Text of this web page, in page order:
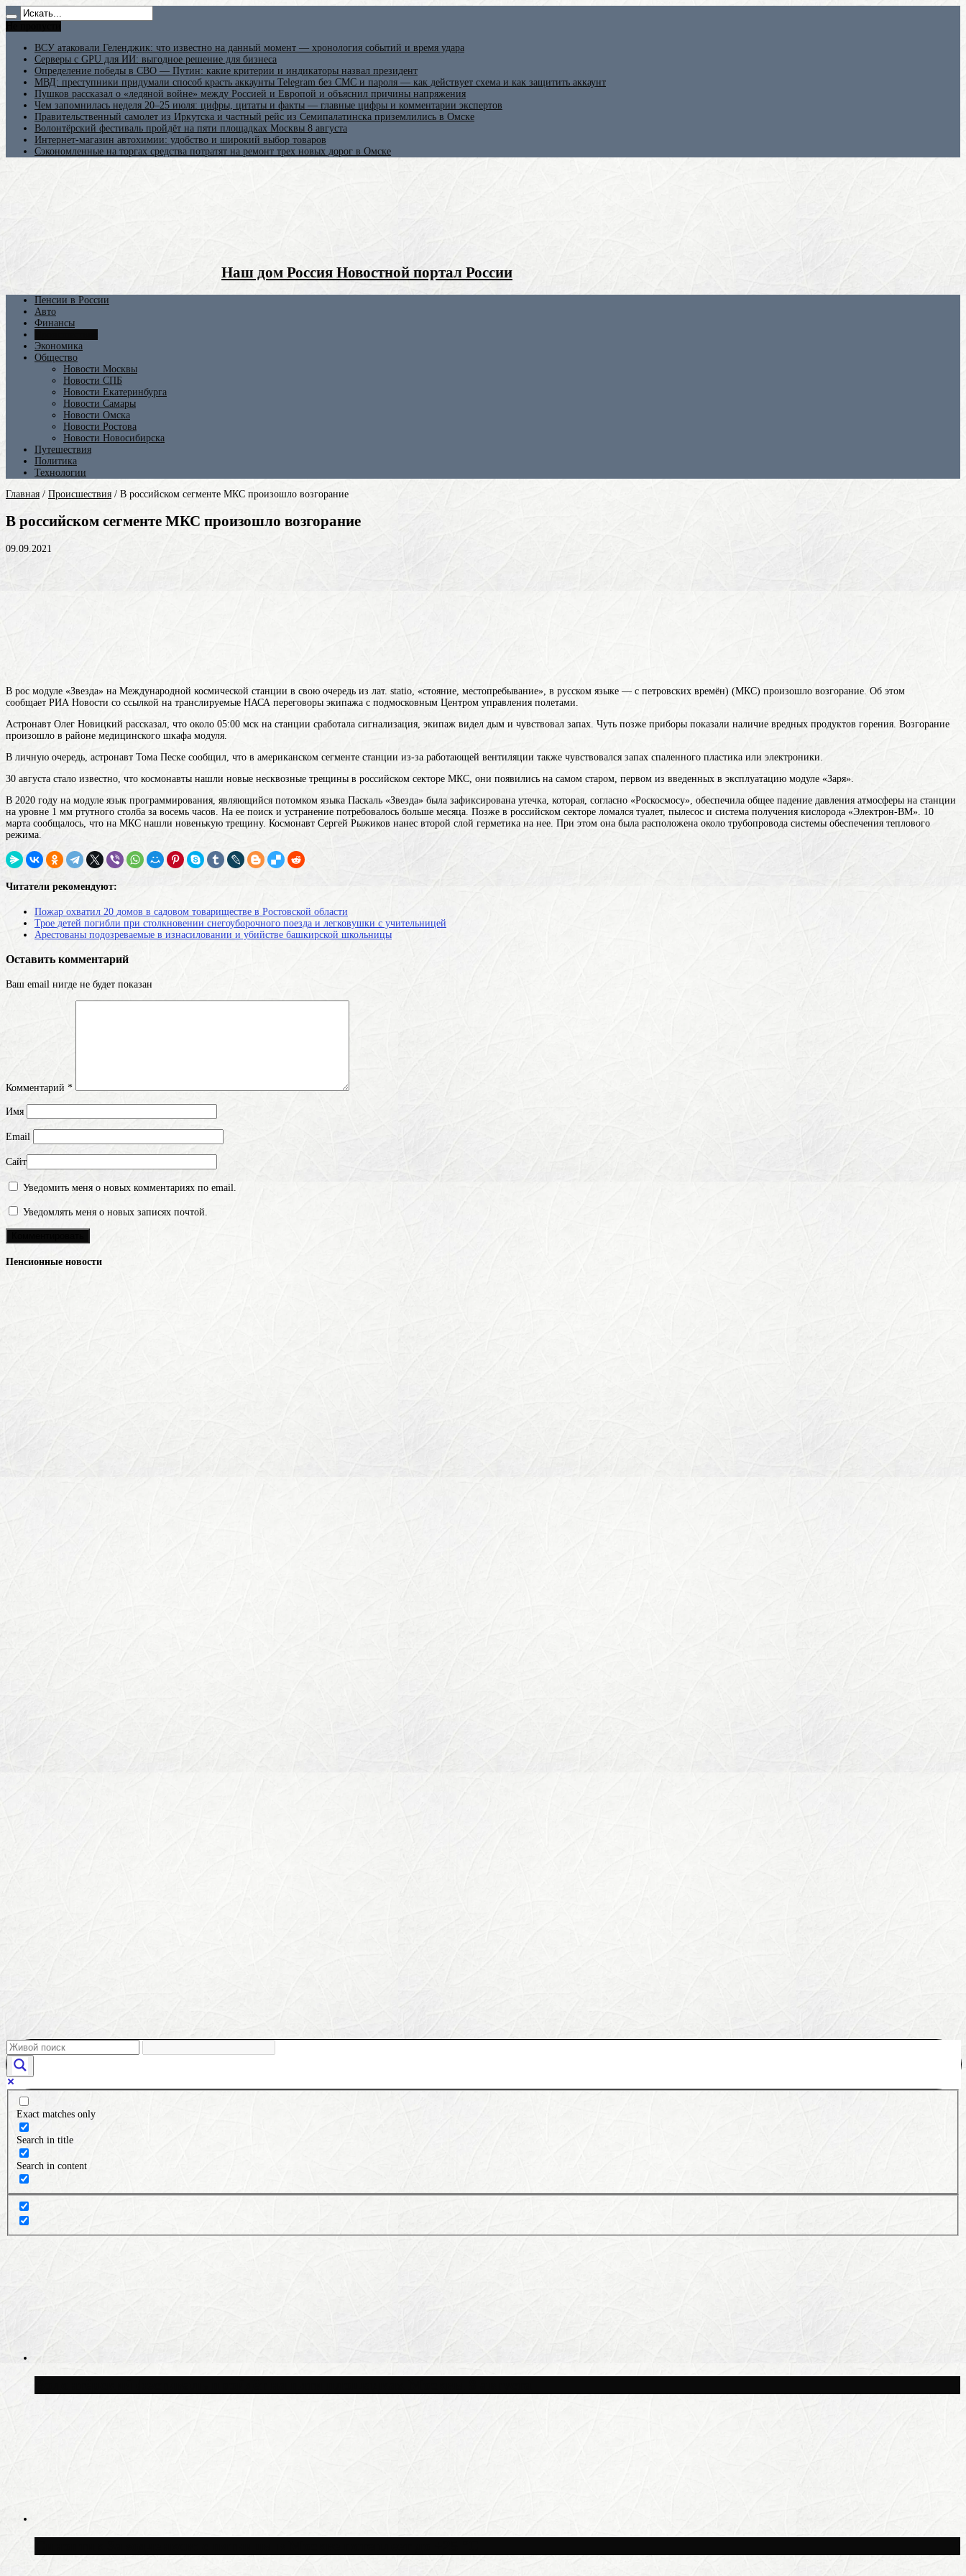
ВСУ атаковали Геленджик: что известно на данный момент — хронология событий и время удара
Серверы с GPU для ИИ: выгодное решение для бизнеса
Определение победы в СВО — Путин: какие критерии и индикаторы назвал президент
МВД: преступники придумали способ красть аккаунты Telegram без СМС и пароля — как действует схема и как защитить аккаунт
Пушков рассказал о «ледяной войне» между Россией и Европой и объяснил причины напряжения
Чем запомнилась неделя 20–25 июля: цифры, цитаты и факты — главные цифры и комментарии экспертов
Правительственный самолет из Иркутска и частный рейс из Семипалатинска приземлились в Омске
Волонтёрский фестиваль пройдёт на пяти площадках Москвы 8 августа
Интернет-магазин автохимии: удобство и широкий выбор товаров
Сэкономленные на торгах средства потратят на ремонт трех новых дорог в Омске
Наш дом Россия Новостной портал России
Пенсии в России
Авто
Финансы
Экономика
Общество
Новости Москвы
Новости СПБ
Новости Екатеринбурга
Новости Самары
Новости Омска
Новости Ростова
Новости Новосибирска
Путешествия
Политика
Технологии
Главная / Происшествия / В российском сегменте МКС произошло возгорание
В российском сегменте МКС произошло возгорание
09.09.2021
В рос модуле «Звезда» на Международной космической станции в свою очередь из лат. statio, «стояние, местопребывание», в русском языке — с петровских времён) (МКС) произошло возгорание. Об этом
сообщает РИА Новости со ссылкой на транслируемые НАСА переговоры экипажа с подмосковным Центром управления полетами.
Астронавт Олег Новицкий рассказал, что около 05:00 мск на станции сработала сигнализация, экипаж видел дым и чувствовал запах. Чуть позже приборы показали наличие вредных продуктов горения. Возгорание
произошло в районе медицинского шкафа модуля.
В личную очередь, астронавт Тома Песке сообщил, что в американском сегменте станции из-за работающей вентиляции также чувствовался запах спаленного пластика или электроники.
30 августа стало известно, что космонавты нашли новые несквозные трещины в российском секторе МКС, они появились на самом старом, первом из введенных в эксплуатацию модуле «Заря».
В 2020 году на модуле язык программирования, являющийся потомком языка Паскаль «Звезда» была зафиксирована утечка, которая, согласно «Роскосмосу», обеспечила общее падение давления атмосферы на станции
на уровне 1 мм ртутного столба за восемь часов. На ее поиск и устранение потребовалось больше месяца. Позже в российском секторе ломался туалет, пылесос и система получения кислорода «Электрон-ВМ». 10
марта сообщалось, что на МКС нашли новенькую трещину. Космонавт Сергей Рыжиков нанес второй слой герметика на нее. При этом она была расположена около трубопровода системы обеспечения теплового
режима.
Читатели рекомендуют:
Пожар охватил 20 домов в садовом товариществе в Ростовской области
Трое детей погибли при столкновении снегоуборочного поезда и легковушки с учительницей
Арестованы подозреваемые в изнасиловании и убийстве башкирской школьницы
Оставить комментарий
Ваш email нигде не будет показан
Комментарий *
Имя
Email
Сайт
Уведомить меня о новых комментариях по email.
Уведомлять меня о новых записях почтой.
Пенсионные новости
Exact matches only
Search in title
Search in content